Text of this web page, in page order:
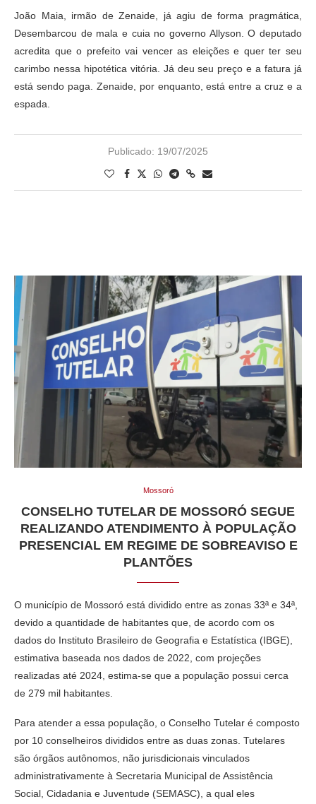
João Maia, irmão de Zenaide, já agiu de forma pragmática,
Desembarcou de mala e cuia no governo Allyson. O deputado
acredita que o prefeito vai vencer as eleições e quer ter seu
carimbo nessa hipotética vitória. Já deu seu preço e a fatura já
está sendo paga. Zenaide, por enquanto, está entre a cruz e a
espada.
Publicado: 19/07/2025
Mossoró
CONSELHO TUTELAR DE MOSSORÓ SEGUE
REALIZANDO ATENDIMENTO À POPULAÇÃO
PRESENCIAL EM REGIME DE SOBREAVISO E
PLANTÕES
O município de Mossoró está dividido entre as zonas 33ª e 34ª,
devido a quantidade de habitantes que, de acordo com os
dados do Instituto Brasileiro de Geografia e Estatística (IBGE),
estimativa baseada nos dados de 2022, com projeções
realizadas até 2024, estima-se que a população possui cerca
de 279 mil habitantes.
Para atender a essa população, o Conselho Tutelar é composto
por 10 conselheiros divididos entre as duas zonas. Tutelares
são órgãos autônomos, não jurisdicionais vinculados
administrativamente à Secretaria Municipal de Assistência
Social, Cidadania e Juventude (SEMASC), a qual eles